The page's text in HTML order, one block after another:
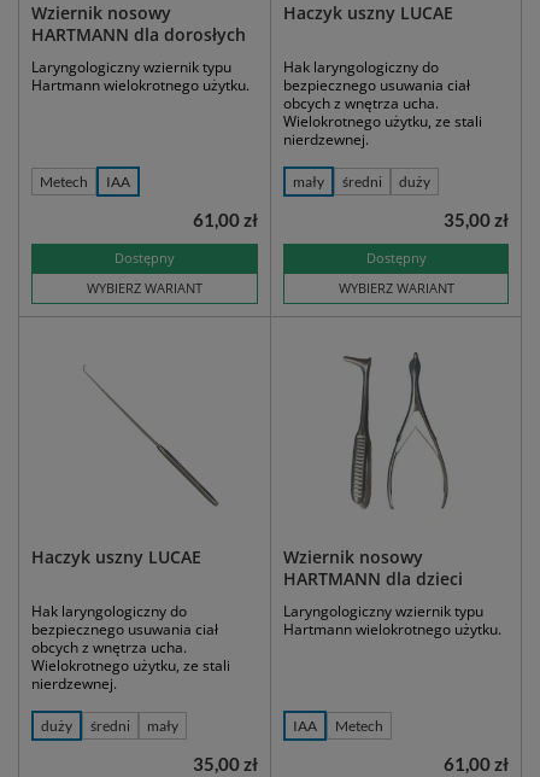
Wziernik nosowy
HARTMANN dla dorosłych
Laryngologiczny wziernik typu
Hartmann wielokrotnego użytku.
Metech IAA
Dostępny
WYBIERZ WARIANT
61,00 zł
Haczyk uszny LUCAE
Hak laryngologiczny do
bezpiecznego usuwania ciał
obcych z wnętrza ucha.
Wielokrotnego użytku, ze stali
nierdzewnej.
mały średni duży
Dostępny
WYBIERZ WARIANT
35,00 zł
Haczyk uszny LUCAE
Hak laryngologiczny do
bezpiecznego usuwania ciał
obcych z wnętrza ucha.
Wielokrotnego użytku, ze stali
nierdzewnej.
duży średni mały
35,00 zł
Wziernik nosowy
HARTMANN dla dzieci
Laryngologiczny wziernik typu
Hartmann wielokrotnego użytku.
IAA Metech
61,00 zł